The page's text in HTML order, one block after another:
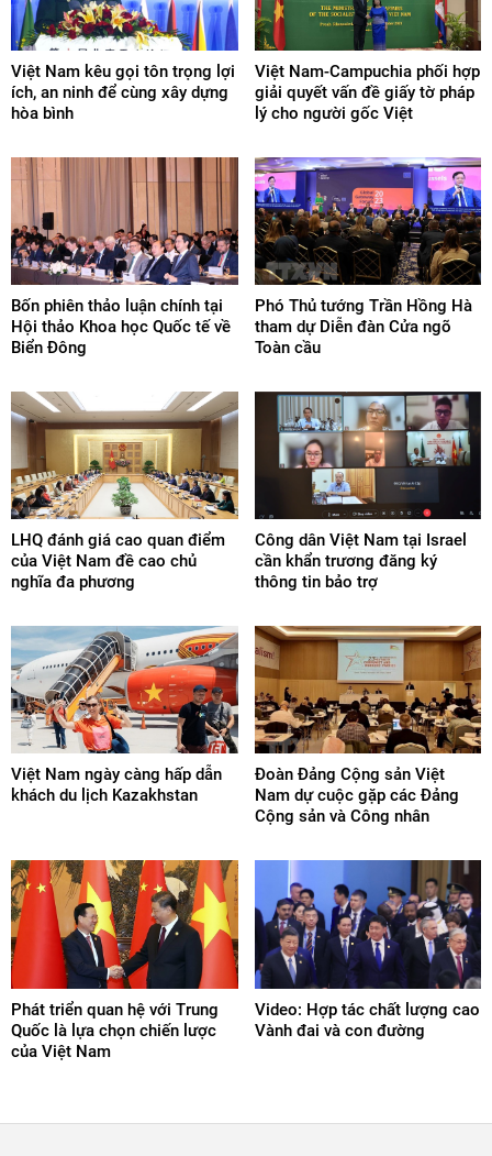
Việt Nam kêu gọi tôn trọng lợi
ích, an ninh để cùng xây dựng
hòa bình
Việt Nam-Campuchia phối hợp
giải quyết vấn đề giấy tờ pháp
lý cho người gốc Việt
Bốn phiên thảo luận chính tại
Hội thảo Khoa học Quốc tế về
Biển Đông
Phó Thủ tướng Trần Hồng Hà
tham dự Diễn đàn Cửa ngõ
Toàn cầu
LHQ đánh giá cao quan điểm
của Việt Nam đề cao chủ
nghĩa đa phương
Công dân Việt Nam tại Israel
cần khẩn trương đăng ký
thông tin bảo trợ
Việt Nam ngày càng hấp dẫn
khách du lịch Kazakhstan
Đoàn Đảng Cộng sản Việt
Nam dự cuộc gặp các Đảng
Cộng sản và Công nhân
Phát triển quan hệ với Trung
Quốc là lựa chọn chiến lược
của Việt Nam
Video: Hợp tác chất lượng cao
Vành đai và con đường